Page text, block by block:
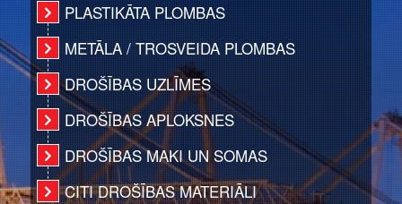
PLASTIKĀTA PLOMBAS
METĀLA / TROSVEIDA PLOMBAS
DROŠĪBAS UZLĪMES
DROŠĪBAS APLOKSNES
DROŠĪBAS MAKI UN SOMAS
CITI DROŠĪBAS MATERIĀLI